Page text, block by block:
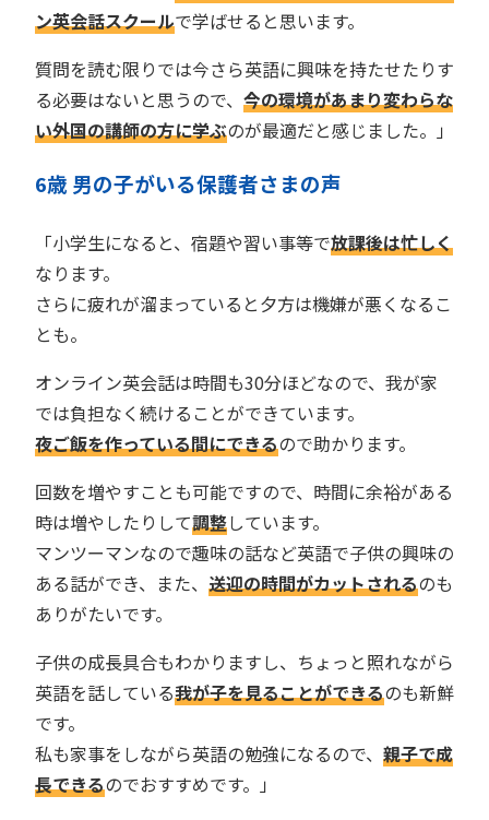
ン英会話スクールで学ばせると思います。
質問を読む限りでは今さら英語に興味を持たせたりす
る必要はないと思うので、 今の環境があまり変わらな
い外国の講師の方に学ぶのが最適だと感じました。」
6歳 男の子がいる保護者さまの声
「小学生になると、宿題や習い事等で放課後は忙しく
なります。
さらに疲れが溜まっていると夕方は機嫌が悪くなるこ
とも。
オンライン英会話は時間も30分ほどなので、我が家
では負担なく続けることができています。
夜ご飯を作っている間にできるので助かります。
回数を増やすことも可能ですので、時間に余裕がある
時は増やしたりして調整しています。
マンツーマンなので趣味の話など英語で子供の興味の
ある話ができ、また、 送迎の時間がカットされるのも
ありがたいです。
子供の成長具合もわかりますし、ちょっと照れながら
英語を話している我が子を見ることができるのも新鮮
です。
私も家事をしながら英語の勉強になるので、 親子で成
長できるのでおすすめです。」